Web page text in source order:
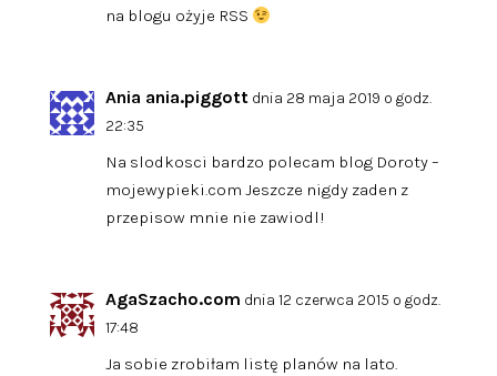
na blogu ożyje RSS
Ania ania.piggott dnia 28 maja 2019 o godz.
22:35
Na slodkosci bardzo polecam blog Doroty –
mojewypieki.com Jeszcze nigdy zaden z
przepisow mnie nie zawiodl!
AgaSzacho.com dnia 12 czerwca 2015 o godz.
17:48
Ja sobie zrobiłam listę planów na lato.